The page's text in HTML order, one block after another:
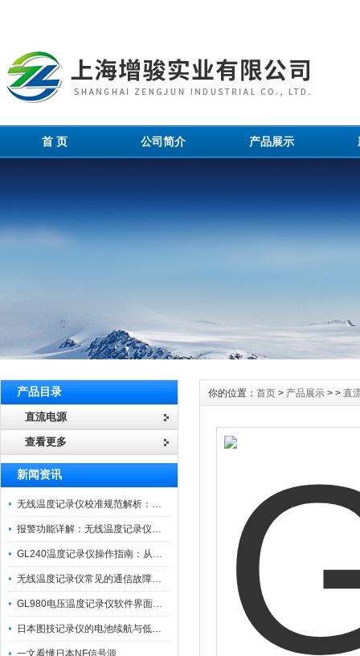
首 页 公司简介 产品展示
产品目录
直流电源
查看更多
新闻资讯
无线温度记录仪校准规范解析：从多点比对到不确定度评定的实操流程
报警功能详解：无线温度记录仪的阈值设定与通知机制
GL240温度记录仪操作指南：从开箱、接线到数据导出的标准化流程
无线温度记录仪常见的通信故障诊断与排除指南
GL980电压温度记录仪软件界面功能与使用技巧
日本图技记录仪的电池续航与低功耗模式适用场景分析
一文看懂日本NF信号源
你的位置： 首页 > 产品展示 > > 直